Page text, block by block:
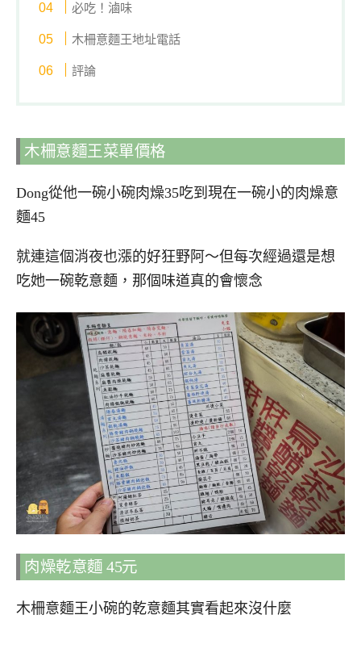
必吃！滷味
木柵意麵王地址電話
評論
木柵意麵王菜單價格
Dong從他一碗小碗肉燥35吃到現在一碗小的肉燥意
麵45
就連這個消夜也漲的好狂野阿～但每次經過還是想
吃她一碗乾意麵，那個味道真的會懷念
肉燥乾意麵 45元
木柵意麵王小碗的乾意麵其實看起來沒什麼